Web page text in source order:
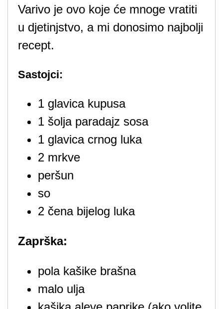
Varivo je ovo koje će mnoge vratiti
u djetinjstvo, a mi donosimo najbolji
recept.
Sastojci:
1 glavica kupusa
1 šolja paradajz sosa
1 glavica crnog luka
2 mrkve
peršun
so
2 čena bijelog luka
Zaprška:
pola kašike brašna
malo ulja